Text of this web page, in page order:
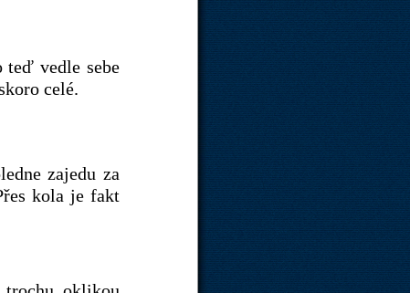
vedle sebe
celé.
zajedu za
kola je fakt